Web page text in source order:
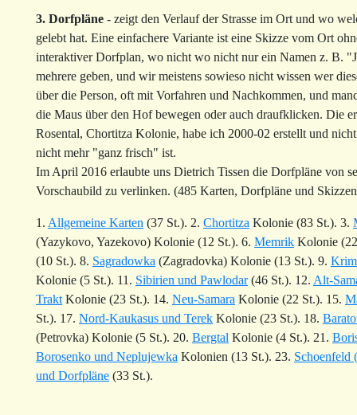
3. Dorfpläne - zeigt den Verlauf der Strasse im Ort und wo
gelebt hat. Eine einfachere Variante ist eine Skizze vom Ort
interaktiver Dorfplan, wo nicht wo nicht nur ein Namen z. B.
mehrere geben, und wir meistens sowieso nicht wissen wer
über die Person, oft mit Vorfahren und Nachkommen, und
die Maus über den Hof bewegen oder auch draufklicken. Die
Rosental, Chortitza Kolonie, habe ich 2000-02 erstellt und
nicht mehr "ganz frisch" ist.
Im April 2016 erlaubte uns Dietrich Tissen die Dorfpläne von
Vorschaubild zu verlinken. (485 Karten, Dorfpläne und
1. Allgemeine Karten (37 St.). 2. Chortitza Kolonie (83 St.). 3.
(Yazykovo, Yazekovo) Kolonie (12 St.). 6. Memrik Kolonie
(10 St.). 8. Sagradowka (Zagradovka) Kolonie (13 St.). 9. Krim
Kolonie (5 St.). 11. Sibirien und Pawlodar(46 St.). 12. Alt-
TraktKolonie (23 St.). 14. Neu-Samara Kolonie (22 St.). 15.
St.). 17. Nord-Kaukasus und Terek Kolonie (23 St.). 18.
(Petrovka) Kolonie (5 St.). 20. Bergtal Kolonie (4 St.). 21.
Borosenko und Neplujewka Kolonien (13 St.). 23. Schoenfeld
und Dorfpläne (33 St.).